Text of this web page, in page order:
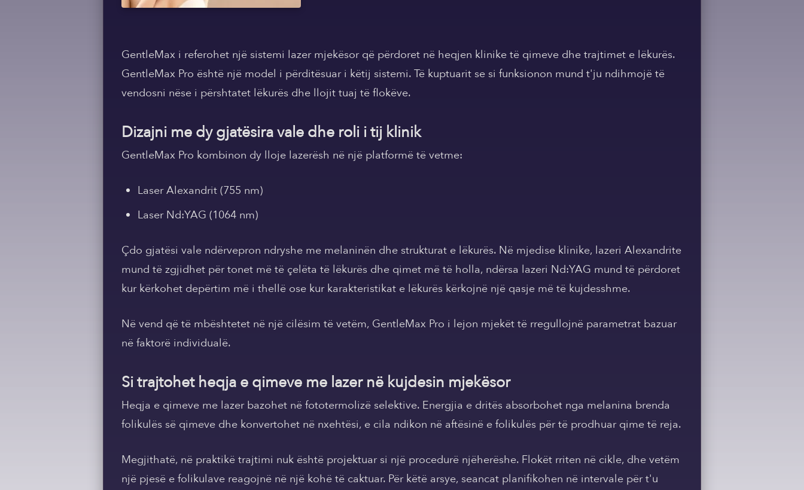
GentleMax i referohet një sistemi lazer mjekësor që përdoret në heqjen klinike të qimeve dhe trajtimet e lëkurës.
GentleMax Pro është një model i përditësuar i këtij sistemi. Të kuptuarit se si funksionon mund t'ju ndihmojë të
vendosni nëse i përshtatet lëkurës dhe llojit tuaj të flokëve.
Dizajni me dy gjatësira vale dhe roli i tij klinik
GentleMax Pro kombinon dy lloje lazerësh në një platformë të vetme:
Laser Alexandrit (755 nm)
Laser Nd:YAG (1064 nm)
Çdo gjatësi vale ndërvepron ndryshe me melaninën dhe strukturat e lëkurës. Në mjedise klinike, lazeri Alexandrite
mund të zgjidhet për tonet më të çelëta të lëkurës dhe qimet më të holla, ndërsa lazeri Nd:YAG mund të përdoret
kur kërkohet depërtim më i thellë ose kur karakteristikat e lëkurës kërkojnë një qasje më të kujdesshme.
Në vend që të mbështetet në një cilësim të vetëm, GentleMax Pro i lejon mjekët të rregullojnë parametrat bazuar
në faktorë individualë.
Si trajtohet heqja e qimeve me lazer në kujdesin mjekësor
Heqja e qimeve me lazer bazohet në fototermolizë selektive. Energjia e dritës absorbohet nga melanina brenda
folikulës së qimeve dhe konvertohet në nxehtësi, e cila ndikon në aftësinë e folikulës për të prodhuar qime të reja.
Megjithatë, në praktikë trajtimi nuk është projektuar si një procedurë njëherëshe. Flokët rriten në cikle, dhe vetëm
një pjesë e folikulave reagojnë në një kohë të caktuar. Për këtë arsye, seancat planifikohen në intervale për t'u